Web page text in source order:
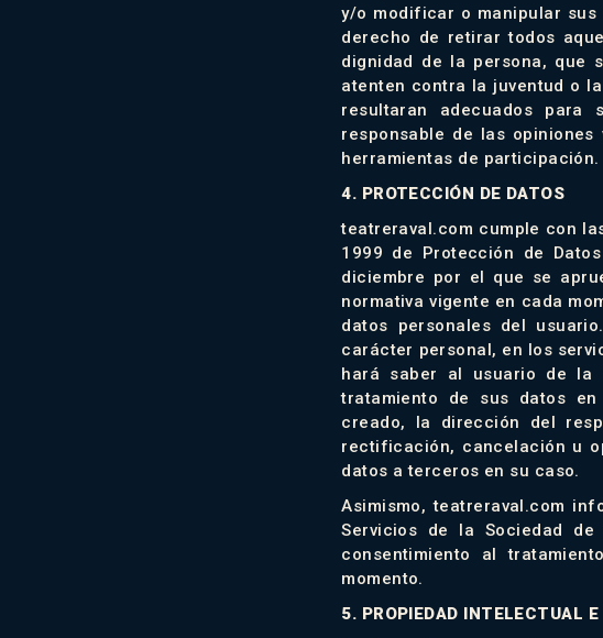
y/o modificar o manipular sus
derecho de retirar todos
dignidad de la persona, que
atenten contra la juventud o
resultaran adecuados para
responsable de las
herramientas de participación.
4. PROTECCIÓN DE DATOS
teatreraval.com cumple con
1999 de Protección de
diciembre por el que se
normativa vigente en cada
datos personales del
carácter personal, en los
hará saber al usuario de la
tratamiento de sus datos
creado, la dirección del
rectificación, cancelación u
datos a terceros en su caso.
Asimismo, teatreraval.com
Servicios de la Sociedad
consentimiento al
momento.
5. PROPIEDAD INTELECTUAL